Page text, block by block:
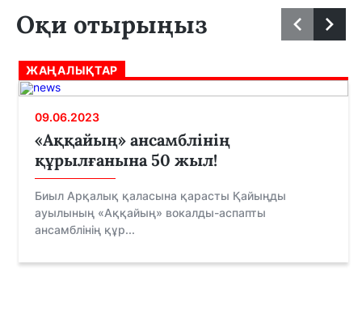
Оқи отырыңыз
ЖАҢАЛЫҚТАР
09.06.2023
«Аққайың» ансамблінің
құрылғанына 50 жыл!
Биыл Арқалық қаласына қарасты Қайыңды
ауылының «Аққайың» вокалды-аспапты
ансамблінің құр...